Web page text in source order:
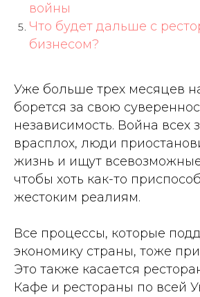
войны
Что будет дальше с
бизнесом?
Уже больше трех месяцев
борется за свою
независимость. Война всех
врасплох, люди
жизнь и ищут
чтобы хоть как-то
жестоким реалиям.
Все процессы, которые
экономику страны, тоже
Это также касается
Кафе и рестораны по всей